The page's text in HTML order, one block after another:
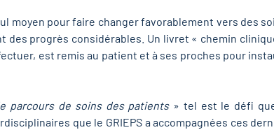
moyen pour faire changer favorablement vers des
progrès considérables. Un livret « chemin
est remis au patient et à ses proches pour
parcours de soins des patients » tel est le défi
que le GRIEPS a accompagnées ces